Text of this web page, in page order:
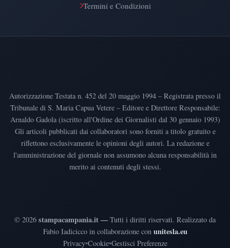
Termini e Condizioni
Autorizzazione Testata n. 452 del 20 maggio 1994 – Registrata presso il
Tribunale di S. Maria Capua Vetere – Editore e Direttore Responsabile:
Arnaldo Gadola (iscritto all'Ordine dei Giornalisti dal 30 gennaio 1993)
Gli articoli pubblicati dai collaboratori sono forniti a titolo gratuito e
riflettono esclusivamente le opinioni degli autori. La redazione e
l'amministrazione del giornale non assumono alcuna responsabilità in
merito ai contenuti degli stessi.
© 2026 stampacampania.it —Tutti i diritti riservati. Realizzato da
Fabio Iadicicco in collaborazione con unitesla.eu
Privacy•Cookie•Gestisci Preferenze